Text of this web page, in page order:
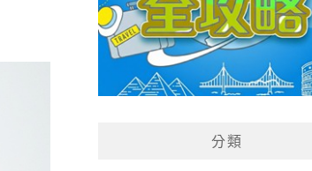
分類